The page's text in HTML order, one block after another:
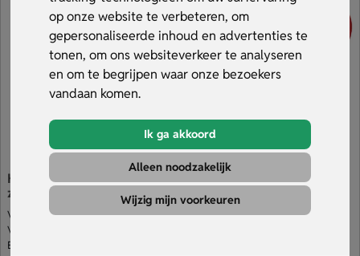
op onze website te verbeteren, om
gepersonaliseerde inhoud en advertenties te
tonen, om ons websiteverkeer te analyseren
en om te begrijpen waar onze bezoekers
vandaan komen.
Ik ga akkoord
Alleen noodzakelijk
Wijzig mijn voorkeuren
naam of eigen ontwerp, zodat jouw reclame altijd zichtbaar
is. Bestel jouw kleine spiegeltjes met logo bij
Sleutelhangers.nl en profiteer van snelle levering, scherpe
prijzen en een uitstekende klantenservice. Bekijk ons
assortiment.
Klapspiegeltje in
zakformaat
Veel stuks voor je budget
Verkrijgbaar in vele kleuren
Binnen- & buitenkant bedrukt
Dubbele spiegel in hart-
vorm
Met magnetische sluiting